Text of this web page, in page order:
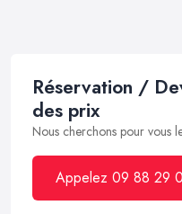
Réservation /
des prix
Nous cherchons pour vous
Appelez 09 88 29